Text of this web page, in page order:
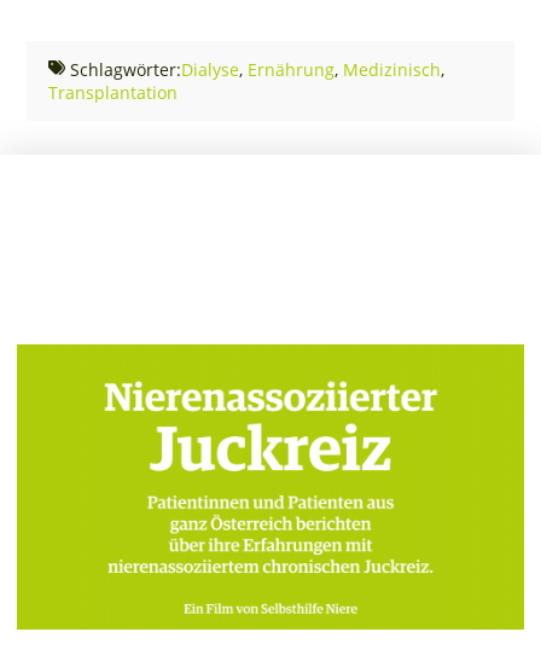
Schlagwörter:Dialyse, Ernährung, Medizinisch,
Transplantation